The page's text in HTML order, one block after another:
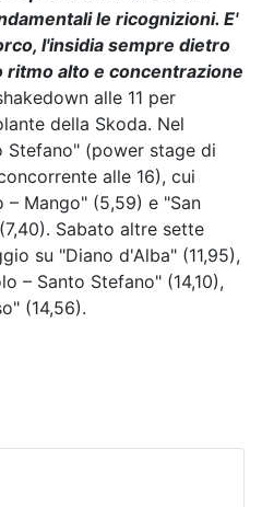
le ricognizioni. E'
l'insidia sempre dietro
ritmo alto e concentrazione
alle 11 per
della Skoda. Nel
Stefano" (power stage di
alle 16), cui
– Mango" (5,59) e "San
Sabato altre sette
su "Diano d'Alba" (11,95),
– Santo Stefano" (14,10),
(14,56).